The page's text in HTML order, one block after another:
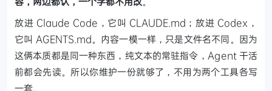
放进 Claude Code，它叫 CLAUDE.md；放进 Codex，
它叫 AGENTS.md。内容一模一样，只是文件名不同。因为
这俩本质都是同一种东西，纯文本的常驻指令，Agent 干活
前都会先读。所以你维护一份就够了，不用为两个工具各写
一套。